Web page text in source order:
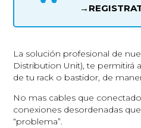
La solución profesional de
Distribution Unit), te permitirá
de tu rack o bastidor, de
No mas cables que
conexiones desordenadas
“problema”.